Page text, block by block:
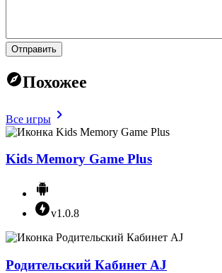
Отправить
Похожее
Все игры
Kids Memory Game Plus
v1.0.8
Родительский Кабинет AJ